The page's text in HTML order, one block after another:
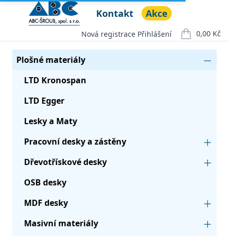
Open menu
ABC ŠROUB, spol. s r.o.Kontakt Akce
Nová registrace Přihlášení 0,00 Kč
položek v
Seznam produktů
Kategorie
Plošné materiály
LTD Kronospan
LTD Egger
Lesky a Maty
Pracovní desky a zástěny
Dřevotřískové desky
OSB desky
MDF desky
Masivní materiály